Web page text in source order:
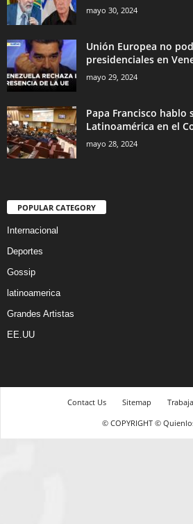
mayo 30, 2024
Unión Europea no
presidenciales en
mayo 29, 2024
Papa Francisco hablo
Latinoamérica en el
mayo 28, 2024
POPULAR CATEGORY
Internacional
Deportes
Gossip
latinoamerica
Grandes Artistas
EE.UU
Contact Us Sitemap
© COPYRIGHT ©